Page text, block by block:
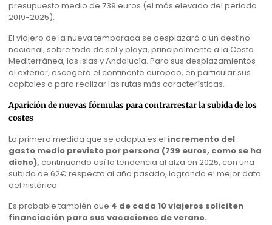
presupuesto medio de 739 euros (el más elevado del periodo
2019-2025).
El viajero de la nueva temporada se desplazará a un destino
nacional, sobre todo de sol y playa, principalmente a la Costa
Mediterránea, las islas y Andalucía. Para sus desplazamientos
al exterior, escogerá el continente europeo, en particular sus
capitales o para realizar las rutas más características.
Aparición de nuevas fórmulas para contrarrestar la subida de los
costes
La primera medida que se adopta es el incremento del
gasto medio previsto por persona (739 euros, como se ha
dicho),continuando así la tendencia al alza en 2025, con una
subida de 62€ respecto al año pasado, logrando el mejor dato
del histórico.
Es probable también que 4 de cada 10 viajeros soliciten
financiación para sus vacaciones de verano.